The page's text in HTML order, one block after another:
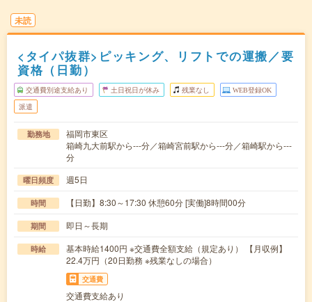
未読
<タイパ抜群>ピッキング、リフトでの運搬／要
資格（日勤）
交通費別途支給あり 土日祝日が休み 残業なし WEB登録OK
派遣
勤務地
福岡市東区
箱崎九大前駅から---分／箱崎宮前駅から---分／箱崎駅から---
分
曜日頻度 週5日
時間 【日勤】8:30～17:30 休憩60分 [実働]8時間00分
期間 即日～長期
時給
基本時給1400円 ※交通費全額支給（規定あり） 【月収例】
22.4万円（20日勤務 ※残業なしの場合）
交通費
交通費支給あり